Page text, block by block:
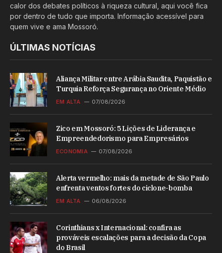
calor dos debates políticos à riqueza cultural, aqui você fica
por dentro de tudo que importa. Informação acessível para
quem vive e ama Mossoró.
ÚLTIMAS NOTÍCIAS
Aliança Militar entre Arábia Saudita, Paquistão e
Turquia Reforça Segurança no Oriente Médio
EM ALTA 07/08/2026
Zico em Mossoró: 5 Lições de Liderança e
Empreendedorismo para Empresários
ECONOMIA 07/08/2026
Alerta vermelho: mais da metade de São Paulo
enfrenta ventos fortes do ciclone-bomba
EM ALTA 06/08/2026
Corinthians x Internacional: confira as
prováveis escalações para a decisão da Copa
do Brasil